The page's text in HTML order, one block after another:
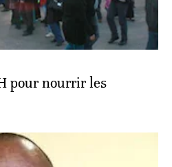
pour nourrir les